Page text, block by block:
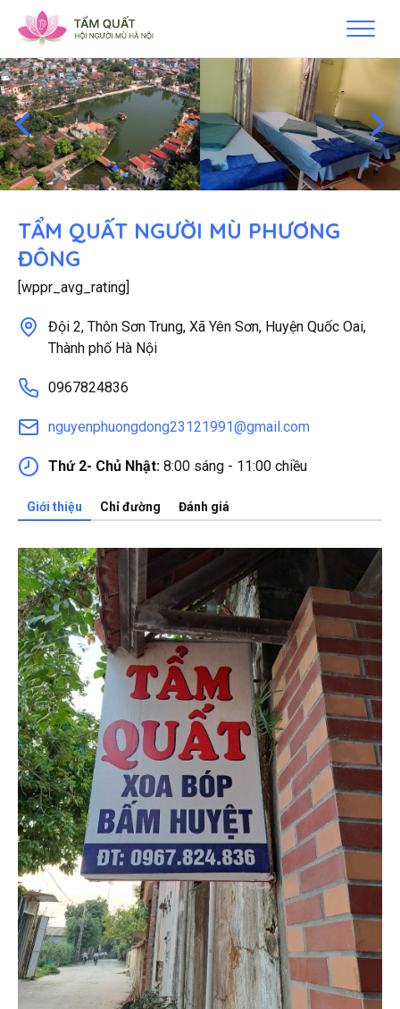
TẨM QUẤT NGƯỜI MÙ PHƯƠNG
ĐÔNG
[wppr_avg_rating]
Đội 2, Thôn Sơn Trung, Xã Yên Sơn, Huyện Quốc Oai,
Thành phố Hà Nội
0967824836
nguyenphuongdong23121991@gmail.com
Thứ 2- Chủ Nhật: 8:00 sáng - 11:00 chiều
Giới thiệu Chỉ đường Đánh giá